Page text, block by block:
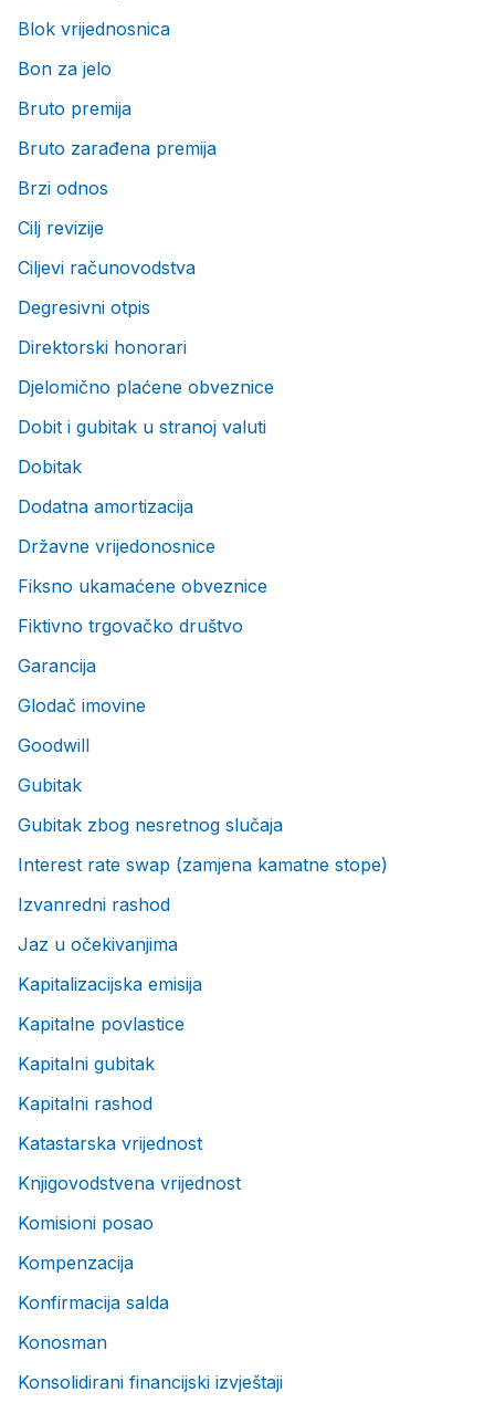
Blok vrijednosnica
Bon za jelo
Bruto premija
Bruto zarađena premija
Brzi odnos
Cilj revizije
Ciljevi računovodstva
Degresivni otpis
Direktorski honorari
Djelomično plaćene obveznice
Dobit i gubitak u stranoj valuti
Dobitak
Dodatna amortizacija
Državne vrijedonosnice
Fiksno ukamaćene obveznice
Fiktivno trgovačko društvo
Garancija
Glodač imovine
Goodwill
Gubitak
Gubitak zbog nesretnog slučaja
Interest rate swap (zamjena kamatne stope)
Izvanredni rashod
Jaz u očekivanjima
Kapitalizacijska emisija
Kapitalne povlastice
Kapitalni gubitak
Kapitalni rashod
Katastarska vrijednost
Knjigovodstvena vrijednost
Komisioni posao
Kompenzacija
Konfirmacija salda
Konosman
Konsolidirani financijski izvještaji